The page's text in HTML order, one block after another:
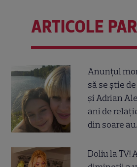
ARTICOLE
Anunțul
să se știe
și Adrian
ani de
din soare
Doliu la TV!